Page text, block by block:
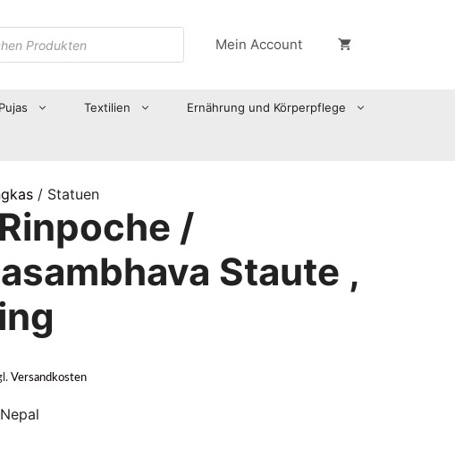
Mein Account
Textilien Ernährung und Körperpflege
/ Statuen
/
Staute ,
Versandkosten